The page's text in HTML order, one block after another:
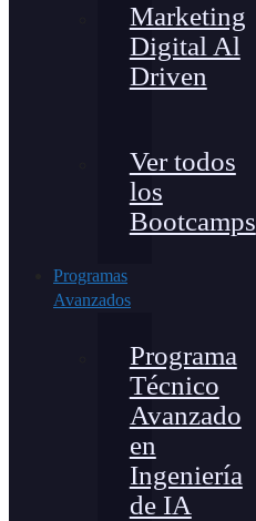
Marketing
Digital Al
Driven
Ver todos
los
Bootcamps
Programas
Avanzados
Programa
Técnico
Avanzado
en
Ingeniería
de IA